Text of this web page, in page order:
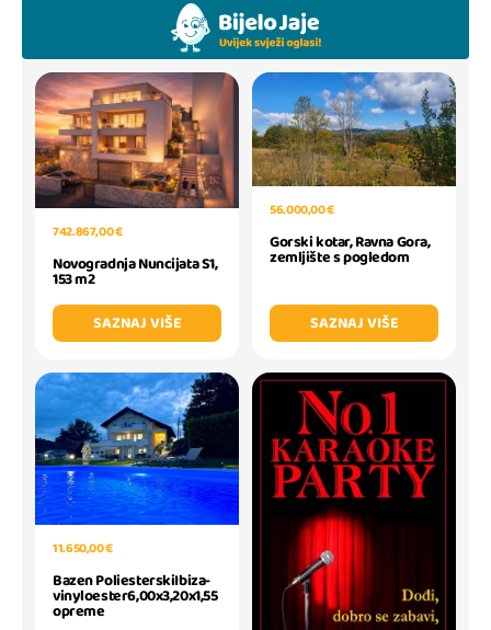
742.867,00 €
Novogradnja Nuncijata S1,
153 m2
SAZNAJ VIŠE
56.000,00 €
Gorski kotar, Ravna Gora,
zemljište s pogledom
SAZNAJ VIŠE
11.650,00 €
Bazen PoliesterskiIbiza-
vinyloester6,00x3,20x1,55
opreme